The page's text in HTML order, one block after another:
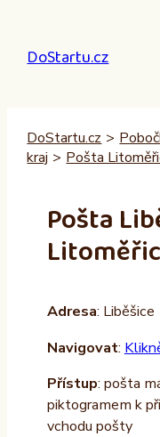
obsah
DoStartu.cz
DoStartu.cz >
kraj > Pošta
Pošta
Litoměřic
Adresa:
Navigovat:
Přístup: pošta
piktogramem k
vchodu pošty